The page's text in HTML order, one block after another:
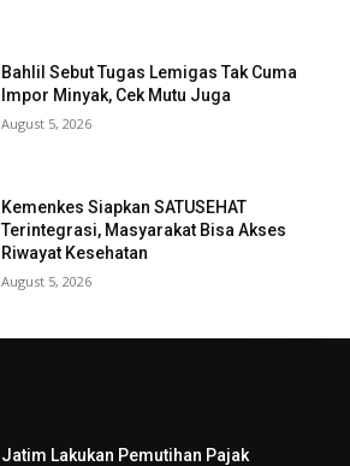
Bahlil Sebut Tugas Lemigas Tak Cuma
Impor Minyak, Cek Mutu Juga
August 5, 2026
Kemenkes Siapkan SATUSEHAT
Terintegrasi, Masyarakat Bisa Akses
Riwayat Kesehatan
August 5, 2026
Jatim Lakukan Pemutihan Pajak